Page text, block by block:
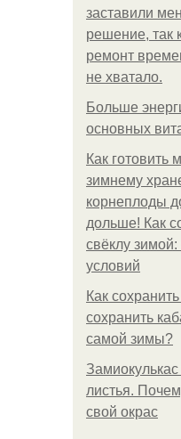
заставили
решение, так
ремонт
не хватало.
Больше
основных
Как готовить
зимнему
корнеплоды
дольше! Как
свёклу
условий
Как
сохранить
самой зимы?
листья.
свой окрас